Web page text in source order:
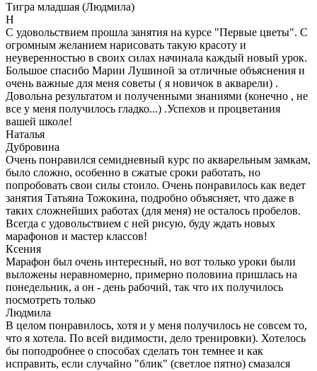
Тигра младшая (Людмила)
Н
С удовольствием прошла занятия на курсе "Первые цветы". С
огромным желанием нарисовать такую красоту и
неуверенностью в своих силах начинала каждый новый урок.
Большое спасибо Марии Лушиной за отличные объяснения и
очень важные для меня советы ( я новичок в акварели) .
Довольна результатом и полученными знаниями (конечно , не
все у меня получилось гладко...) .Успехов и процветания
вашей школе!
Наталья
Дубровина
Очень понравился семидневный курс по акварельным замкам,
было сложно, особенно в сжатые сроки работать, но
попробовать свои силы стоило. Очень понравилось как ведет
занятия Татьяна Тожокина, подробно объясняет, что даже в
таких сложнейших работах (для меня) не осталось пробелов.
Всегда с удовольствием с ней рисую, буду ждать новых
марафонов и мастер классов!
Ксения
Марафон был очень интересный, но вот только уроки были
выложены неравномерно, примерно половина пришлась на
понедельник, а он - день рабочий, так что их получилось
посмотреть только
Людмила
В целом понравилось, хотя и у меня получилось не совсем то,
что я хотела. По всей видимости, дело тренировки). Хотелось
бы поподробнее о способах сделать тон темнее и как
исправить, если случайно "блик" (светлое пятно) смазался